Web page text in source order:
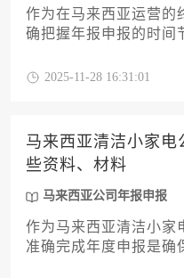
作为在马来西亚运营的
确把握年报申报的时间
法定截止时间、不同类
务，规避潜在的法律风
2025-11-28 16:31:01
马来西亚清洁小家电
些资料、材料
马来西亚公司年报申报
作为马来西亚清洁小家
准确完成年度申报是确